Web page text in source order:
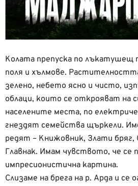
Колата препуска по лъкатушещ
поля и хълмове.
зелено, небето ясно и чисто,
облаци, които се открояват на
населените места, по
гнездят семейства щъркели.
редят – Книжовник, Злати бряг,
Главнак. Имам чувството, че се
импресионистична картина.
Слизаме на брега на р. Арда и се